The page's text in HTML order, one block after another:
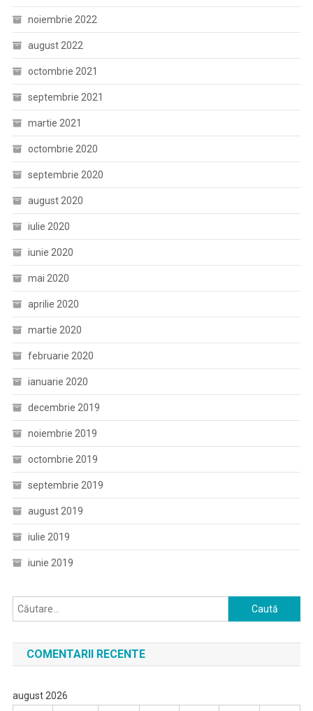
noiembrie 2022
august 2022
octombrie 2021
septembrie 2021
martie 2021
octombrie 2020
septembrie 2020
august 2020
iulie 2020
iunie 2020
mai 2020
aprilie 2020
martie 2020
februarie 2020
ianuarie 2020
decembrie 2019
noiembrie 2019
octombrie 2019
septembrie 2019
august 2019
iulie 2019
iunie 2019
Caută
după:
COMENTARII RECENTE
august 2026